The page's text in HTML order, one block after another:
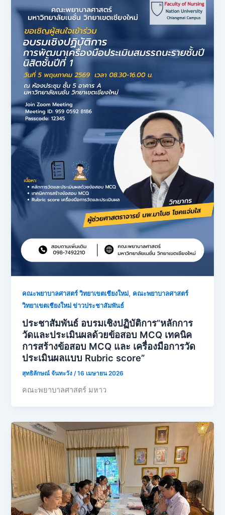
คณะพยาบาลศาสตร์ วิทยาเขตเชียงใหม่, คณะพยาบาลศาสตร์
วิทยาเขตเชียงใหม่ ข่าวประชาสัมพันธ์
ประชาสัมพันธ์ อบรมเชิงปฏิบัติการ”หลักการ
วัดและประเมินผลด้วยข้อสอบ MCQ เทคนิค
การสร้างข้อสอบ MCQ และ เครื่องมือการวัด
ประเมินผลแบบ Rubric score”
สุทธิลักษณ์ จันทะวัง /16 เมษายน 2026
คณะพยาบาลศาสตร์ มหาว